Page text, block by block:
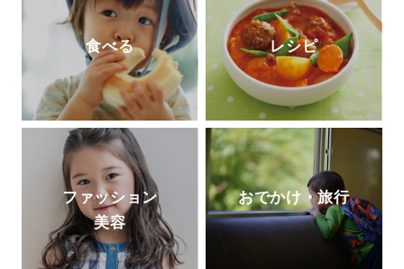
食べる レシピ
ファッション
美容
おでかけ・旅行